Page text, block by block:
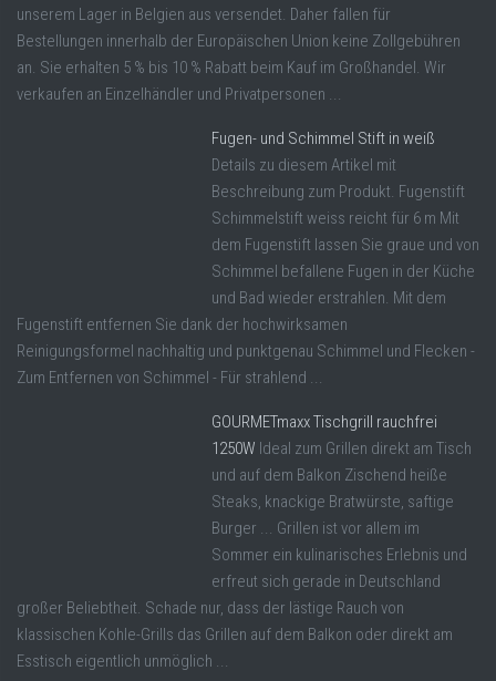
unserem Lager in Belgien aus versendet. Daher fallen für
Bestellungen innerhalb der Europäischen Union keine Zollgebühren
an. Sie erhalten 5 % bis 10 % Rabatt beim Kauf im Großhandel. Wir
verkaufen an Einzelhändler und Privatpersonen ...
Fugen- und Schimmel Stift in weiß
Details zu diesem Artikel mit
Beschreibung zum Produkt. Fugenstift
Schimmelstift weiss reicht für 6 m Mit
dem Fugenstift lassen Sie graue und von
Schimmel befallene Fugen in der Küche
und Bad wieder erstrahlen. Mit dem
Fugenstift entfernen Sie dank der hochwirksamen
Reinigungsformel nachhaltig und punktgenau Schimmel und Flecken -
Zum Entfernen von Schimmel - Für strahlend ...
GOURMETmaxx Tischgrill rauchfrei
1250W Ideal zum Grillen direkt am Tisch
und auf dem Balkon Zischend heiße
Steaks, knackige Bratwürste, saftige
Burger ... Grillen ist vor allem im
Sommer ein kulinarisches Erlebnis und
erfreut sich gerade in Deutschland
großer Beliebtheit. Schade nur, dass der lästige Rauch von
klassischen Kohle-Grills das Grillen auf dem Balkon oder direkt am
Esstisch eigentlich unmöglich ...